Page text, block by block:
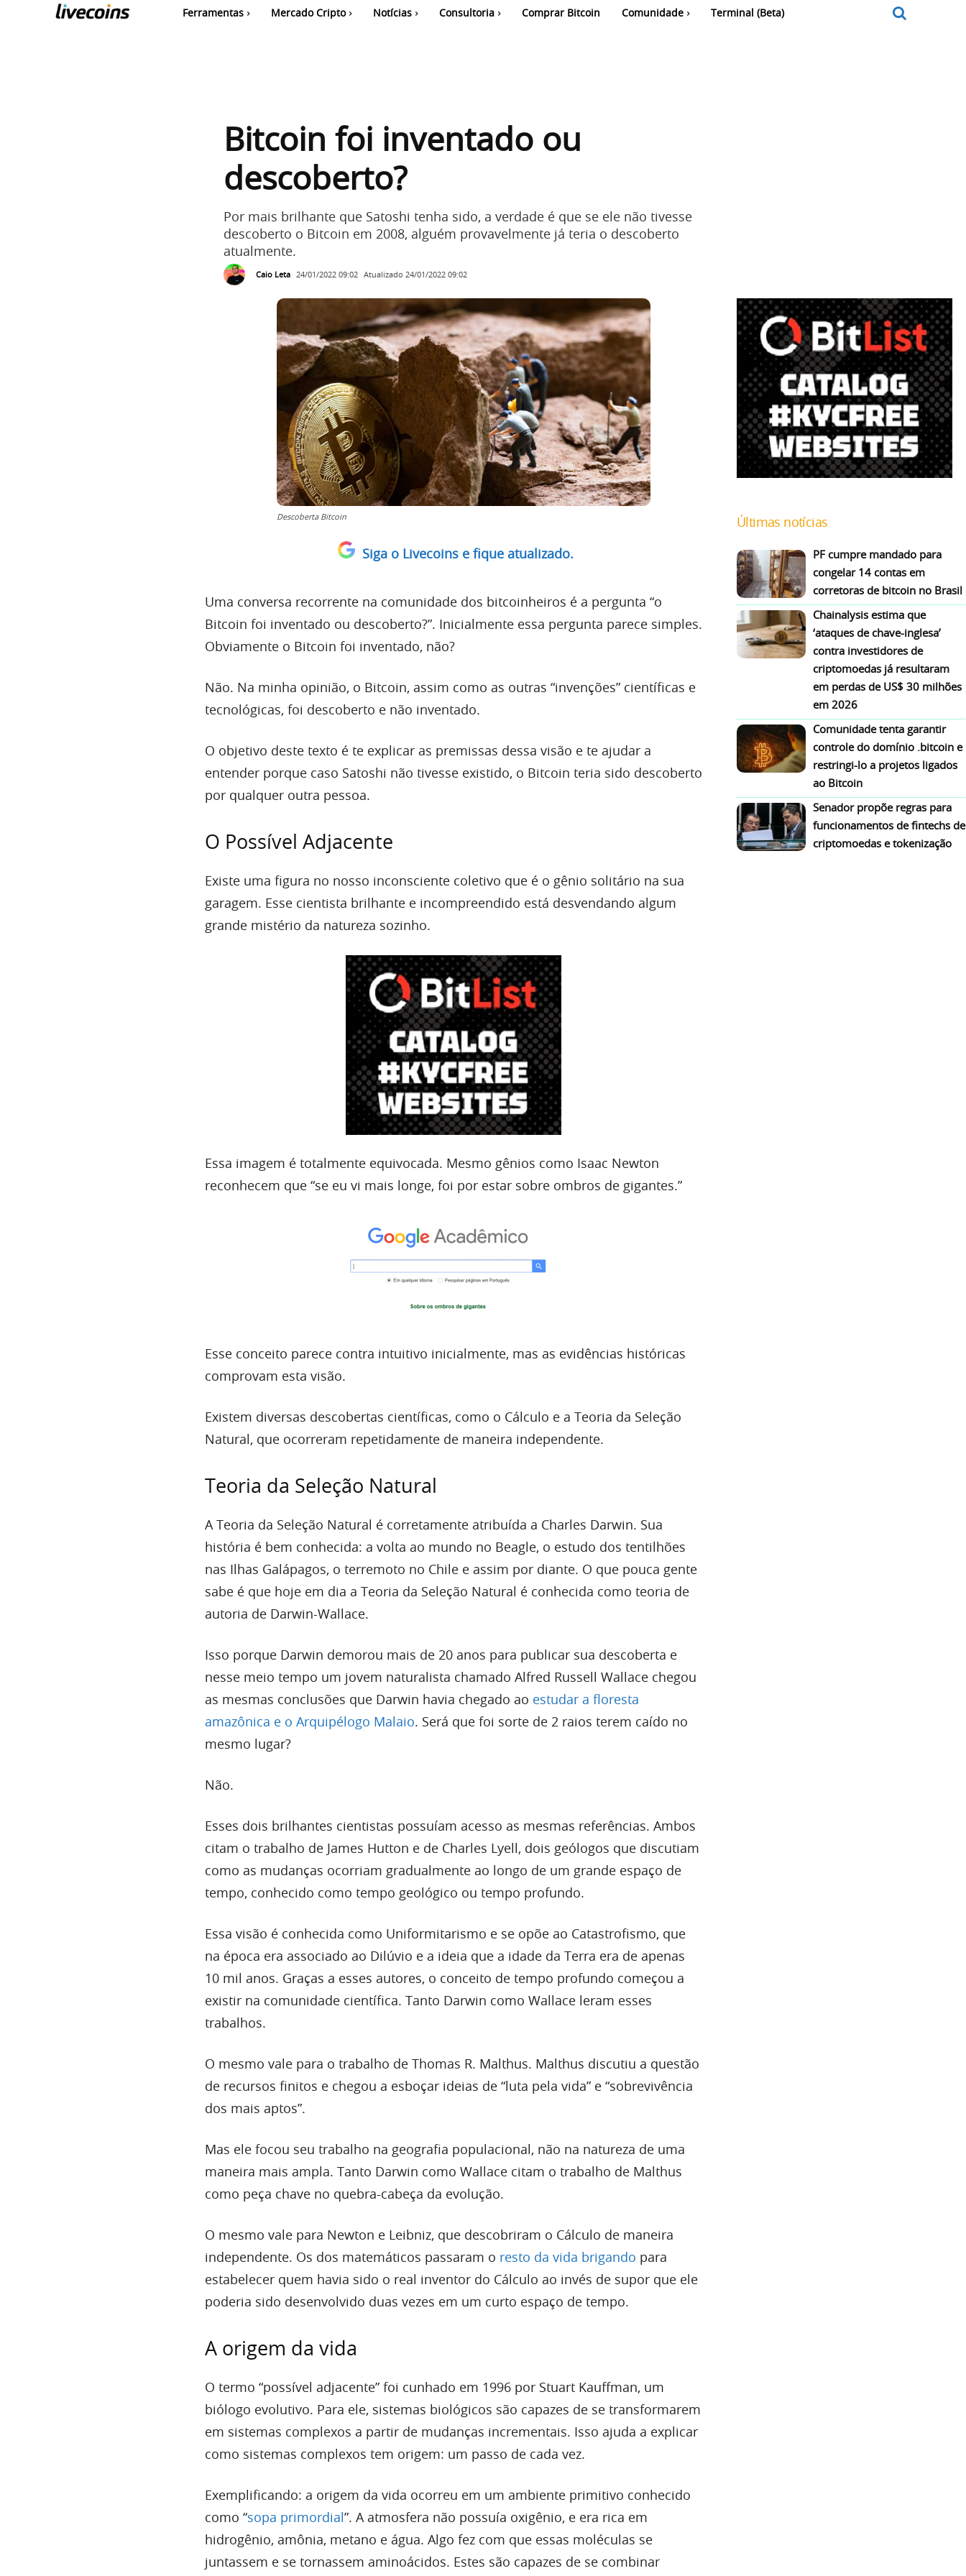
Ferramentas Mercado Cripto Notícias Consultoria Comprar Bitcoin Comunidade Terminal (Beta)
Bitcoin foi inventado ou
descoberto?
Por mais brilhante que Satoshi tenha sido, a verdade é que se ele não tivesse
descoberto o Bitcoin em 2008, alguém provavelmente já teria o descoberto
atualmente.
Caio Leta 24/01/2022 09:02 Atualizado 24/01/2022 09:02
Descoberta Bitcoin
Siga o Livecoins e fique atualizado.
Uma conversa recorrente na comunidade dos bitcoinheiros é a pergunta “o
Bitcoin foi inventado ou descoberto?”. Inicialmente essa pergunta parece simples.
Obviamente o Bitcoin foi inventado, não?
Não. Na minha opinião, o Bitcoin, assim como as outras “invenções” científicas e
tecnológicas, foi descoberto e não inventado.
O objetivo deste texto é te explicar as premissas dessa visão e te ajudar a
entender porque caso Satoshi não tivesse existido, o Bitcoin teria sido descoberto
por qualquer outra pessoa.
O Possível Adjacente
Existe uma figura no nosso inconsciente coletivo que é o gênio solitário na sua
garagem. Esse cientista brilhante e incompreendido está desvendando algum
grande mistério da natureza sozinho.
Essa imagem é totalmente equivocada. Mesmo gênios como Isaac Newton
reconhecem que “se eu vi mais longe, foi por estar sobre ombros de gigantes.”
Esse conceito parece contra intuitivo inicialmente, mas as evidências históricas
comprovam esta visão.
Existem diversas descobertas científicas, como o Cálculo e a Teoria da Seleção
Natural, que ocorreram repetidamente de maneira independente.
Teoria da Seleção Natural
A Teoria da Seleção Natural é corretamente atribuída a Charles Darwin. Sua
história é bem conhecida: a volta ao mundo no Beagle, o estudo dos tentilhões
nas Ilhas Galápagos, o terremoto no Chile e assim por diante. O que pouca gente
sabe é que hoje em dia a Teoria da Seleção Natural é conhecida como teoria de
autoria de Darwin-Wallace.
Isso porque Darwin demorou mais de 20 anos para publicar sua descoberta e
nesse meio tempo um jovem naturalista chamado Alfred Russell Wallace chegou
as mesmas conclusões que Darwin havia chegado ao estudar a floresta
amazônica e o Arquipélogo Malaio. Será que foi sorte de 2 raios terem caído no
mesmo lugar?
Não.
Esses dois brilhantes cientistas possuíam acesso as mesmas referências. Ambos
citam o trabalho de James Hutton e de Charles Lyell, dois geólogos que discutiam
como as mudanças ocorriam gradualmente ao longo de um grande espaço de
tempo, conhecido como tempo geológico ou tempo profundo.
Essa visão é conhecida como Uniformitarismo e se opõe ao Catastrofismo, que
na época era associado ao Dilúvio e a ideia que a idade da Terra era de apenas
10 mil anos. Graças a esses autores, o conceito de tempo profundo começou a
existir na comunidade científica. Tanto Darwin como Wallace leram esses
trabalhos.
O mesmo vale para o trabalho de Thomas R. Malthus. Malthus discutiu a questão
de recursos finitos e chegou a esboçar ideias de “luta pela vida” e “sobrevivência
dos mais aptos”.
Mas ele focou seu trabalho na geografia populacional, não na natureza de uma
maneira mais ampla. Tanto Darwin como Wallace citam o trabalho de Malthus
como peça chave no quebra-cabeça da evolução.
O mesmo vale para Newton e Leibniz, que descobriram o Cálculo de maneira
independente. Os dos matemáticos passaram o resto da vida brigando para
estabelecer quem havia sido o real inventor do Cálculo ao invés de supor que ele
poderia sido desenvolvido duas vezes em um curto espaço de tempo.
A origem da vida
O termo “possível adjacente” foi cunhado em 1996 por Stuart Kauffman, um
biólogo evolutivo. Para ele, sistemas biológicos são capazes de se transformarem
em sistemas complexos a partir de mudanças incrementais. Isso ajuda a explicar
como sistemas complexos tem origem: um passo de cada vez.
Exemplificando: a origem da vida ocorreu em um ambiente primitivo conhecido
como “sopa primordial”. A atmosfera não possuía oxigênio, e era rica em
hidrogênio, amônia, metano e água. Algo fez com que essas moléculas se
juntassem e se tornassem aminoácidos. Estes são capazes de se combinar
Últimas notícias
PF cumpre mandado para
congelar 14 contas em
corretoras de bitcoin no Brasil
Chainalysis estima que
‘ataques de chave-inglesa’
contra investidores de
criptomoedas já resultaram
em perdas de US$ 30 milhões
em 2026
Comunidade tenta garantir
controle do domínio .bitcoin e
restringi-lo a projetos ligados
ao Bitcoin
Senador propõe regras para
funcionamentos de fintechs de
criptomoedas e tokenização